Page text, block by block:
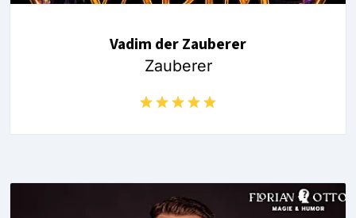
Vadim der Zauberer
Zauberer